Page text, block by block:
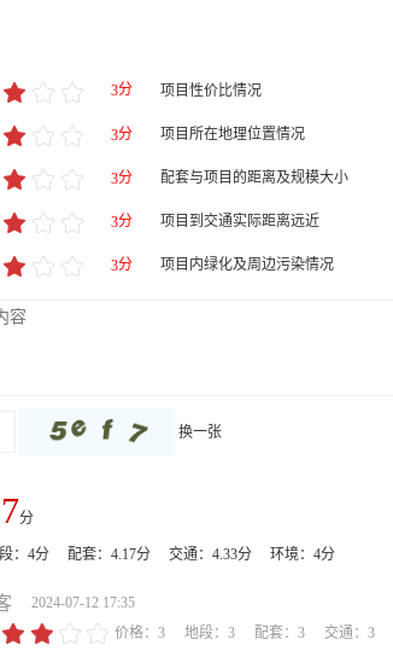
3分 项目性价比情况
3分 项目所在地理位置情况
3分 配套与项目的距离及规模大小
3分 项目到交通实际距离远近
3分 项目内绿化及周边污染情况
换一张
分
：4分 配套：4.17分 交通：4.33分 环境：4分
2024-07-12 17:35
价格：3
地段：3 配套：3 交通：3